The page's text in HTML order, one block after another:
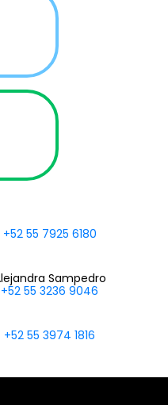
+52 55 7925 6180
Sampedro
+52 55 3236 9046
+52 55 3974 1816